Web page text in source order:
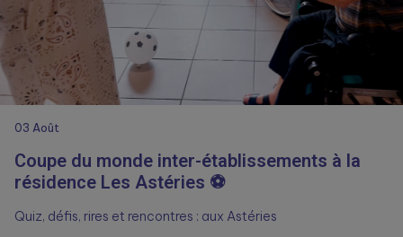
03 Août
Coupe du monde inter-établissements à la
résidence Les Astéries ⚽
Quiz, défis, rires et rencontres : aux Astéries